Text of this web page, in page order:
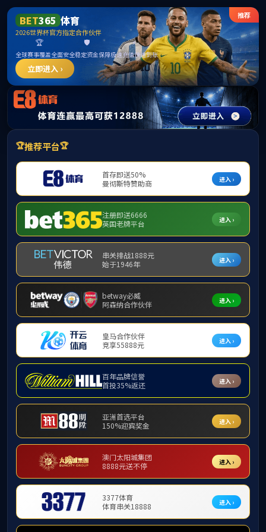
电竞实时数据网 - 专业电竞数据分析与赛
事追踪
请输入验证码下载附件